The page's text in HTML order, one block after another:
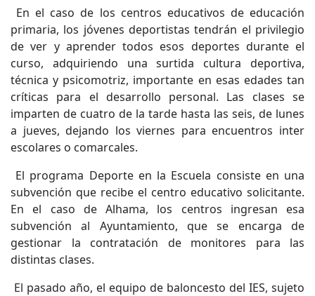
En el caso de los centros educativos de educación
primaria, los jóvenes deportistas tendrán el privilegio
de ver y aprender todos esos deportes durante el
curso, adquiriendo una surtida cultura deportiva,
técnica y psicomotriz, importante en esas edades tan
críticas para el desarrollo personal. Las clases se
imparten de cuatro de la tarde hasta las seis, de lunes
a jueves, dejando los viernes para encuentros inter
escolares o comarcales.
El programa Deporte en la Escuela consiste en una
subvención que recibe el centro educativo solicitante.
En el caso de Alhama, los centros ingresan esa
subvención al Ayuntamiento, que se encarga de
gestionar la contratación de monitores para las
distintas clases.
El pasado año, el equipo de baloncesto del IES, sujeto